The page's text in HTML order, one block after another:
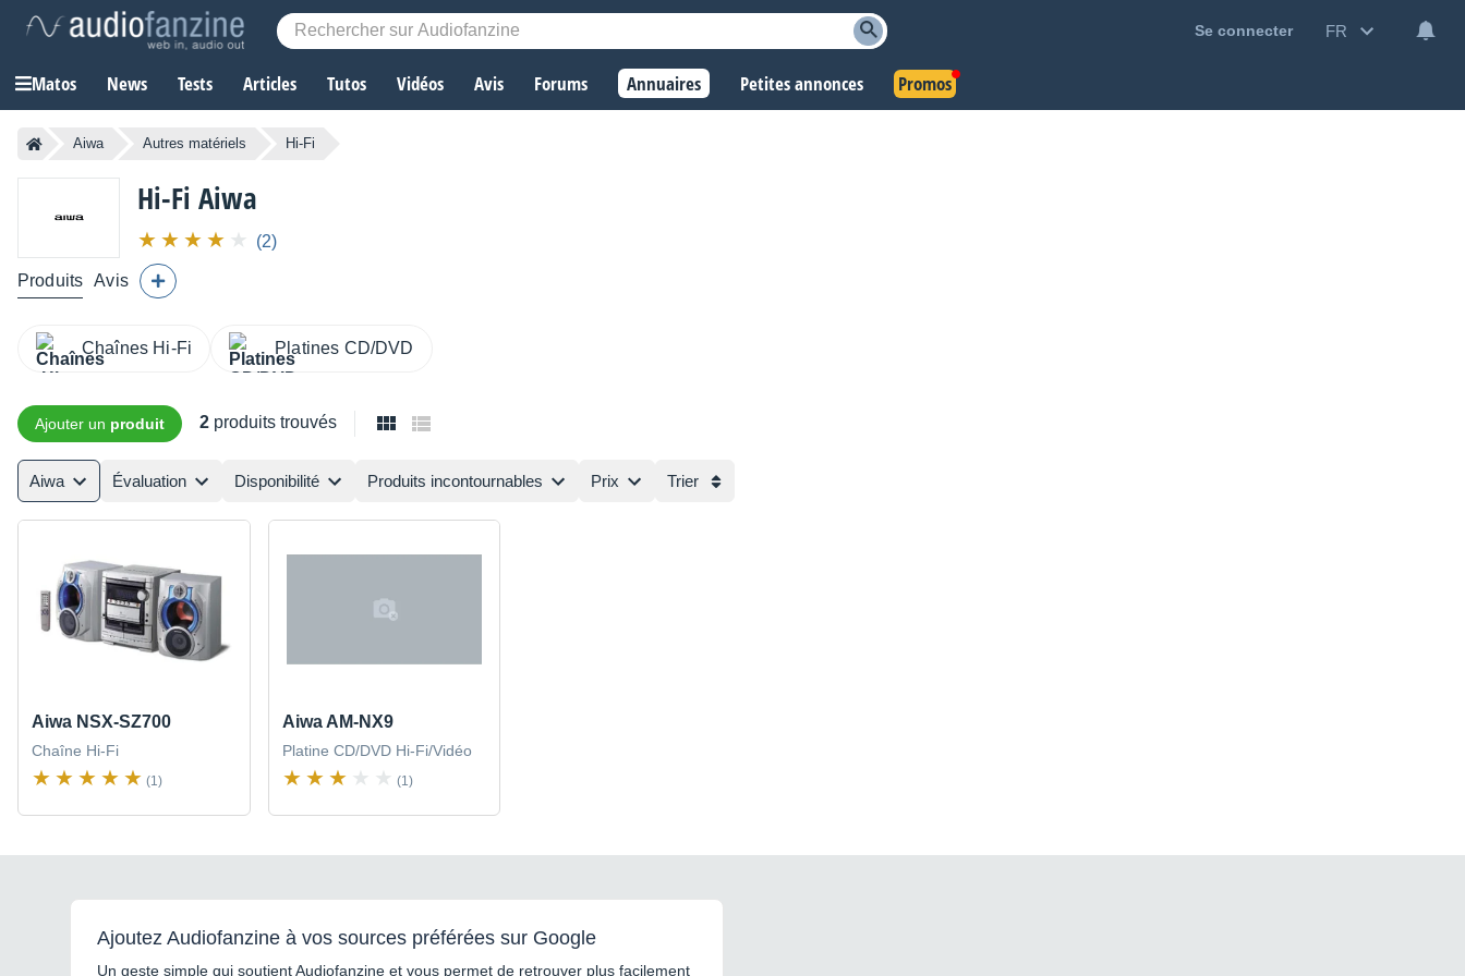
Se connecter FR
Matos News Tests Articles Tutos Vidéos Avis Forums Annuaires Petites annonces Promos
Aiwa Autres matériels Hi-Fi
Hi-Fi Aiwa
(2)
Produits Avis
Chaînes Hi-Fi Platines CD/DVD
Ajouter un produit 2 produits trouvés
Aiwa Évaluation Disponibilité Produits incontournables Prix Trier
Aiwa NSX-SZ700
Chaîne Hi-Fi
(1)
Aiwa AM-NX9
Platine CD/DVD Hi-Fi/Vidéo
(1)
Ajoutez Audiofanzine à vos sources préférées sur Google
Un geste simple qui soutient Audiofanzine et vous permet de retrouver plus facilement